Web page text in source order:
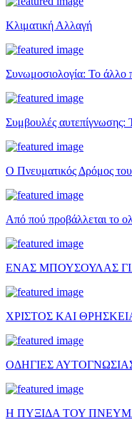
Κλιματική Αλλαγή
Συνωμοσιολογία: Το άλλο
Συμβουλές αυτεπίγνωσης:
Ο Πνευματικός Δρόμος
Από πού προβάλλεται το
ΕΝΑΣ ΜΠΟΥΣΟΥΛΑΣ
ΧΡΙΣΤΟΣ ΚΑΙ
ΟΔΗΓΙΕΣ
Η ΠΥΞΙΔΑ ΤΟΥ